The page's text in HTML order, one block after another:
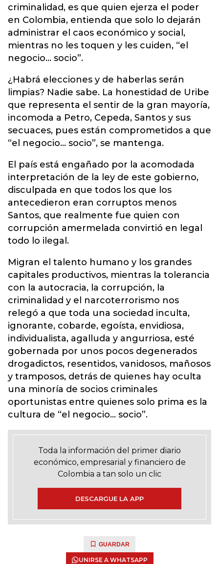
criminalidad, es que quien ejerza el poder
en Colombia, entienda que solo lo dejarán
administrar el caos económico y social,
mientras no les toquen y les cuiden, “el
negocio… socio”.
¿Habrá elecciones y de haberlas serán
limpias? Nadie sabe. La honestidad de Uribe
que representa el sentir de la gran mayoría,
incomoda a Petro, Cepeda, Santos y sus
secuaces, pues están comprometidos a que
“el negocio… socio”, se mantenga.
El país está engañado por la acomodada
interpretación de la ley de este gobierno,
disculpada en que todos los que los
antecedieron eran corruptos menos
Santos, que realmente fue quien con
corrupción amermelada convirtió en legal
todo lo ilegal.
Migran el talento humano y los grandes
capitales productivos, mientras la tolerancia
con la autocracia, la corrupción, la
criminalidad y el narcoterrorismo nos
relegó a que toda una sociedad inculta,
ignorante, cobarde, egoísta, envidiosa,
individualista, agalluda y angurriosa, esté
gobernada por unos pocos degenerados
drogadictos, resentidos, vanidosos, mañosos
y tramposos, detrás de quienes hay oculta
una minoría de socios criminales
oportunistas entre quienes solo prima es la
cultura de “el negocio… socio”.
Toda la información del primer diario
económico, empresarial y financiero de
Colombia a tan solo un clic
DESCARGUE LA APP
GUARDAR
UNIRSE A WHATSAPP